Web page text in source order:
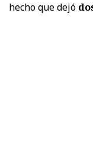
hecho que dejó